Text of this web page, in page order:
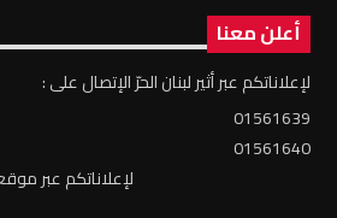
أعلن معنا
لإعلاناتكم عبر أثير لبنان الحرّ الإتصال على :
01561639
01561640
لإعلاناتكم عبر موقعنا